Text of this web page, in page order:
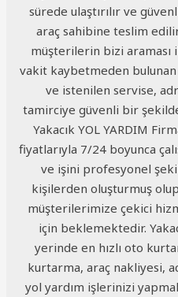
sürede ulaştırılır ve
araç sahibine teslim
müşterilerin bizi araması
vakit kaybetmeden bulunan
ve istenilen servise,
tamirciye güvenli bir
Yakacık YOL YARDIM
fiyatlarıyla 7/24 boyunca
ve işini profesyonel
kişilerden oluşturmuş
müşterilerimize çekici
için beklemektedir.
yerinde en hızlı oto
kurtarma, araç nakliyesi,
yol yardım işlerinizi